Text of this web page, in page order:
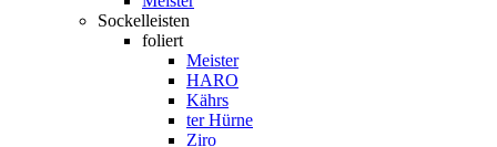
Sockelleisten
foliert
Meister
HARO
Kährs
ter Hürne
Ziro